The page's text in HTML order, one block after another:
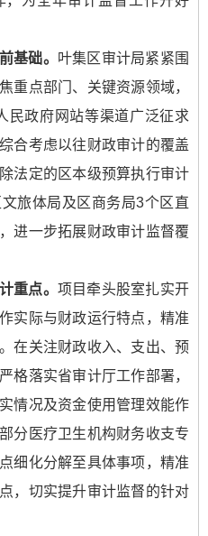
基础。 叶集区审计局紧紧围
重点部门、关键资源领域，
民政府网站等渠道广泛征求
合考虑以往财政审计的覆盖
法定的区本级预算执行审计
旅体局及区商务局3个区直
进一步拓展财政审计监督覆
重点。 项目牵头股室扎实开
实际与财政运行特点，精准
在关注财政收入、支出、预
格落实省审计厅工作部署，
情况及资金使用管理效能作
分医疗卫生机构财务收支专
细化分解至具体事项，精准
，切实提升审计监督的针对